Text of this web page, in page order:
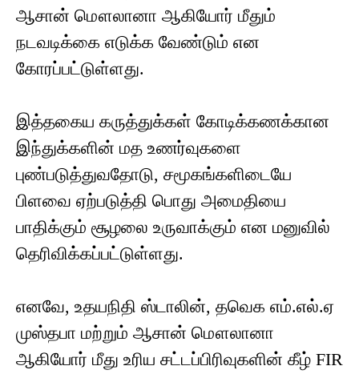
ஆசான் மௌலானா ஆகியோர் மீதும்
நடவடிக்கை எடுக்க வேண்டும் என
கோரப்பட்டுள்ளது.
இத்தகைய கருத்துக்கள் கோடிக்கணக்கான
இந்துக்களின் மத உணர்வுகளை
புண்படுத்துவதோடு, சமூகங்களிடையே
பிளவை ஏற்படுத்தி பொது அமைதியை
பாதிக்கும் சூழலை உருவாக்கும் என மனுவில்
தெரிவிக்கப்பட்டுள்ளது.
எனவே, உதயநிதி ஸ்டாலின், தவெக எம்.எல்.ஏ
முஸ்தபா மற்றும் ஆசான் மௌலானா
ஆகியோர் மீது உரிய சட்டப்பிரிவுகளின் கீழ் FIR